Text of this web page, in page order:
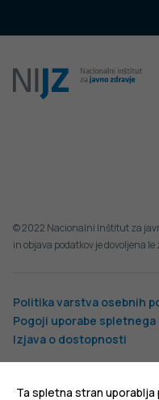
Politika varstva osebnih
Pogoji uporabe spletnega
Izjava o dostopnosti
© 2022 Nacionalni Inštitut za
in objava podatkov je dovoljena le
Ta spletna stran uporablja